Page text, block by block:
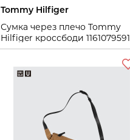
Tommy Hilfiger
Сумка через плечо Tommy
Hilfiger кроссбоди 1161079591
Синий/Зеленый
One Size
Купить